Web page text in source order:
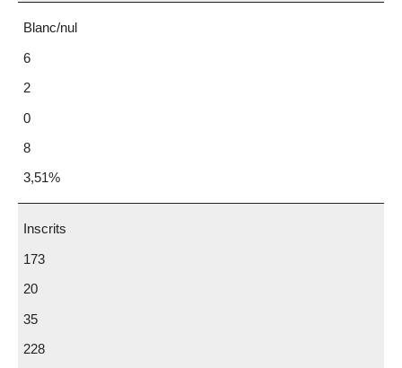
Blanc/nul
6
2
0
8
3,51%
Inscrits
173
20
35
228